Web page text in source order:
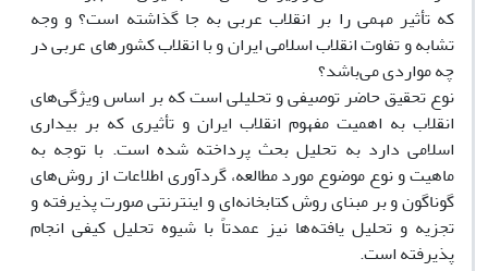
که تأثیر مهمی را بر انقلاب عربی به جا گذاشته است؟ و وجه
تشابه و تفاوت انقلاب اسلامی ایران و با انقلاب کشورهای عربی در
چه مواردی میباشد؟
نوع تحقیق حاضر توصیفی و تحلیلی است که بر اساس ویژگیهای
انقلاب به اهمیت مفهوم انقلاب ایران و تأثیری که بر بیداری
اسلامی دارد به تحلیل بحث پرداخته شده است. با توجه به
ماهیت و نوع موضوع مورد مطالعه، گردآوری اطلاعات از روش­های
گوناگون و بر مبنای روش کتابخانه‌ای و اینترنتی صورت پذیرفته و
تجزیه و تحلیل یافته­ها نیز عمدتاً با شیوه تحلیل کیفی انجام
پذیرفته است.